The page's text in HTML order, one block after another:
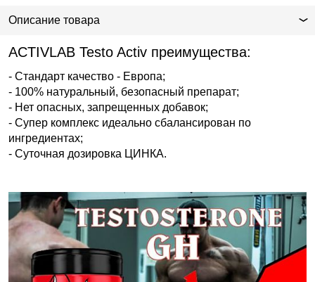
Описание товара
ACTIVLAB Testo Activ преимущества:
- Стандарт качество - Европа;
- 100% натуральный, безопасный препарат;
- Нет опасных, запрещенных добавок;
- Супер комплекс идеально сбалансирован по
ингредиентах;
- Суточная дозировка ЦИНКА.